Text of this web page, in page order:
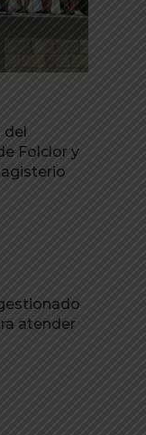
del
Folclor y
atender